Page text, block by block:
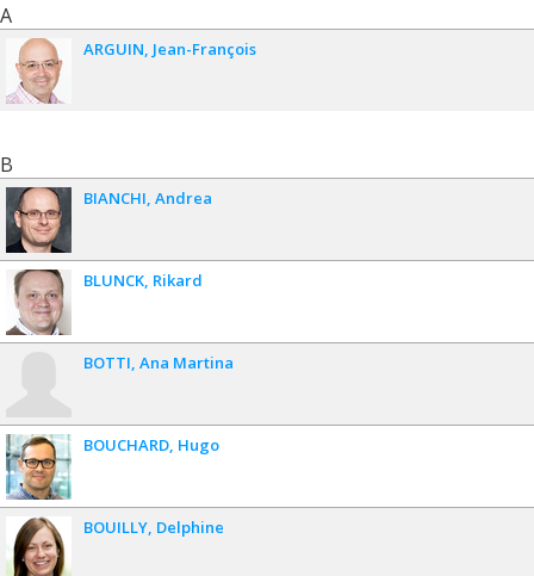
A
ARGUIN Jean-François
B
BIANCHI Andrea
BLUNCK Rikard
BOTTI Ana Martina
BOUCHARD Hugo
BOUILLY Delphine